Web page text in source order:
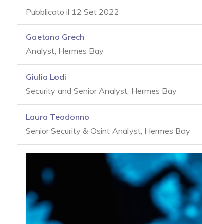
Pubblicato il 12 Set 2022
Gaetano Grech
Analyst, Hermes Bay
Giulia Lodi
Security and Senior Analyst, Hermes Bay
Laura Teodonno
Senior Security & Osint Analyst, Hermes Bay